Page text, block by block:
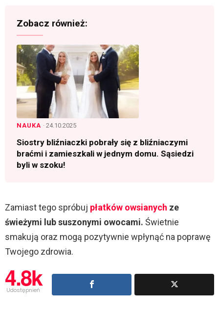
Zobacz również:
NAUKA · 24.10.2025
Siostry bliźniaczki pobrały się z bliźniaczymi
braćmi i zamieszkali w jednym domu. Sąsiedzi
byli w szoku!
Zamiast tego spróbuj płatków owsianych ze
świeżymi lub suszonymi owocami. Świetnie
smakują oraz mogą pozytywnie wpłynąć na poprawę
Twojego zdrowia.
4.8k
Udostępnień